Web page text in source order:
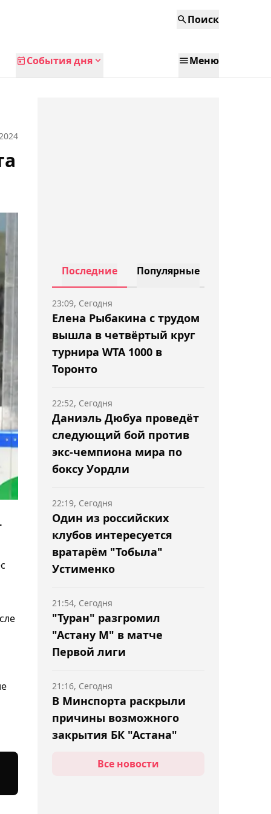
Поиск
События дня Меню
Последние Популярные
Елена Рыбакина с трудом
вышла в четвёртый круг
турнира WTA 1000 в
Торонто
23:09, Сегодня
Даниэль Дюбуа проведёт
следующий бой против
экс-чемпиона мира по
боксу Уордли
22:52, Сегодня
Один из российских
клубов интересуется
вратарём "Тобыла"
Устименко
22:19, Сегодня
"Туран" разгромил
"Астану М" в матче
Первой лиги
21:54, Сегодня
В Минспорта раскрыли
причины возможного
закрытия БК "Астана"
21:16, Сегодня
20:58, СегодняВсе новости